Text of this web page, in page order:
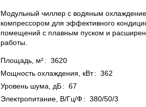
Модульный чиллер с водяным
компрессором для эффективного
помещений с плавным пуском и
работы.
Площадь, м²: 3620
Мощность охлаждения, кВт: 362
Уровень шума, дБ: 67
Электропитание, В/Гц/Ф : 380/50/3